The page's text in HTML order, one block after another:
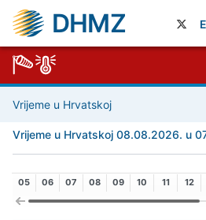
DHMZ
Vrijeme u Hrvatskoj
Vrijeme u Hrvatskoj 08.08.2026. u
05 06 07 08 09 10 11 12